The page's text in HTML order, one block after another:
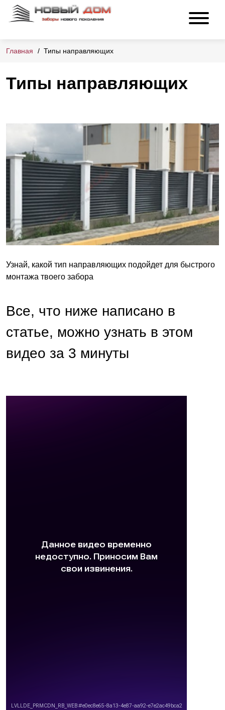
Главная Типы направляющих
Типы направляющих
Узнай, какой тип направляющих подойдет для быстрого
монтажа твоего забора
Все, что ниже написано в
статье, можно узнать в этом
видео за 3 минуты